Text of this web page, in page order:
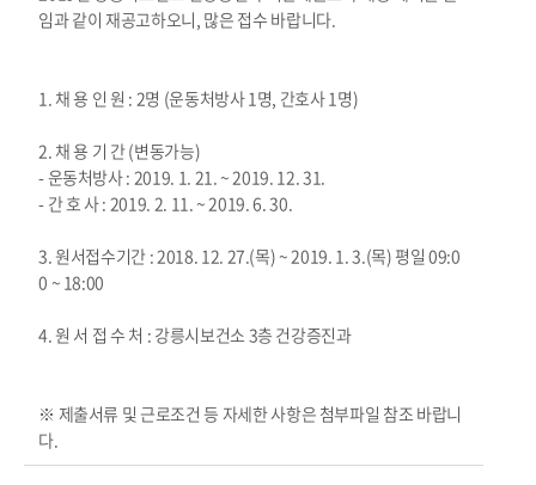
임과 같이 재공고하오니, 많은 접수 바랍니다.
1. 채 용 인 원 : 2명 (운동처방사 1명, 간호사 1명)
2. 채 용 기 간 (변동가능)
- 운동처방사 : 2019. 1. 21. ~ 2019. 12. 31.
- 간 호 사 : 2019. 2. 11. ~ 2019. 6. 30.
3. 원서접수기간 : 2018. 12. 27.(목) ~ 2019. 1. 3.(목) 평일 09:0
0 ~ 18:00
4. 원 서 접 수 처 : 강릉시보건소 3층 건강증진과
※ 제출서류 및 근로조건 등 자세한 사항은 첨부파일 참조 바랍니
다.